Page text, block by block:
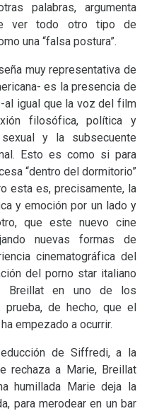
palabras, argumenta
ver todo otro tipo de
una “falsa postura”.
muy representativa de
es la presencia de
al igual que la voz del film
filosófica, política y
y la subsecuente
Esto es como si para
“dentro del dormitorio”
esta es, precisamente, la
y emoción por un lado y
que este nuevo cine
nuevas formas de
cinematográfica del
del porno star italiano
Breillat en uno de los
prueba, de hecho, que el
empezado a ocurrir.
de Siffredi, a la
rechaza a Marie, Breillat
humillada Marie deja la
para merodear en un bar